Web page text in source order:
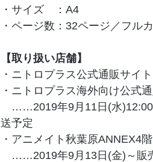
・サイズ ：A4
・ページ数：32ページ／フル
【取り扱い店舗】
・ニトロプラス公式通販サイ
・ニトロプラス海外向け公式
……2019年9月11日(水
送予定
・アニメイト秋葉原ANNEX4
……2019年9月13日(金)～販